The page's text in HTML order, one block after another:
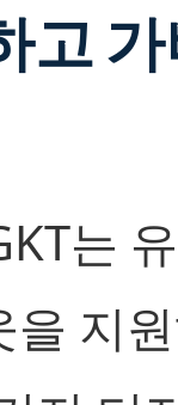
고
는
을 지